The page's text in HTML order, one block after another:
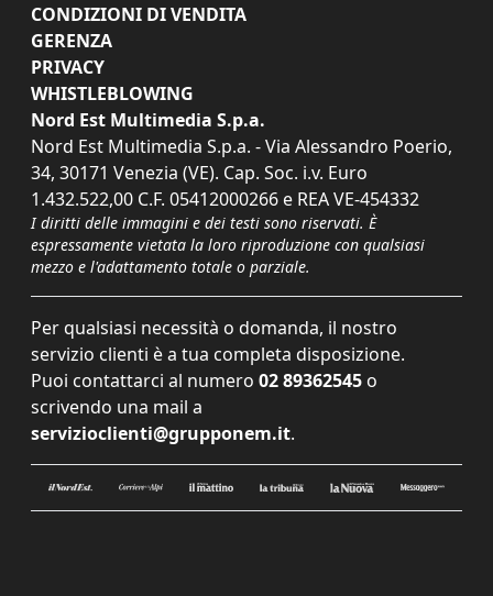
CONDIZIONI DI VENDITA
GERENZA
PRIVACY
WHISTLEBLOWING
Nord Est Multimedia S.p.a.
Nord Est Multimedia S.p.a. - Via Alessandro Poerio,
34, 30171 Venezia (VE). Cap. Soc. i.v. Euro
1.432.522,00 C.F. 05412000266 e REA VE-454332
I diritti delle immagini e dei testi sono riservati. È
espressamente vietata la loro riproduzione con qualsiasi
mezzo e l'adattamento totale o parziale.
Per qualsiasi necessità o domanda, il nostro
servizio clienti è a tua completa disposizione.
Puoi contattarci al numero 02 89362545 o
scrivendo una mail a
servizioclienti@grupponem.it.